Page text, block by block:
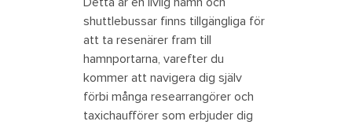
shuttlebussar finns tillgängliga för
att ta resenärer fram till
hamnportarna, varefter du
kommer att navigera dig själv
förbi många researrangörer och
taxichaufförer som erbjuder dig